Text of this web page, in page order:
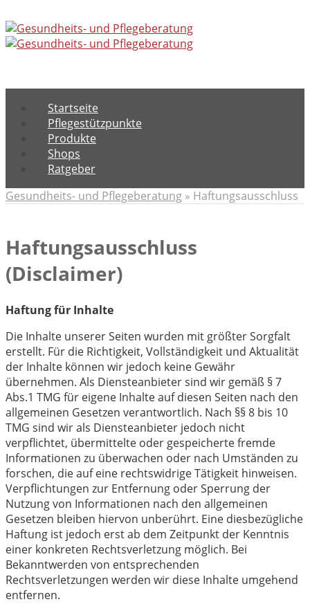
Startseite
Pflegestützpunkte
Produkte
Shops
Ratgeber
Gesundheits- und Pflegeberatung » Haftungsausschluss
Haftungsausschluss
(Disclaimer)
Haftung für Inhalte
Die Inhalte unserer Seiten wurden mit größter Sorgfalt
erstellt. Für die Richtigkeit, Vollständigkeit und Aktualität
der Inhalte können wir jedoch keine Gewähr
übernehmen. Als Diensteanbieter sind wir gemäß § 7
Abs.1 TMG für eigene Inhalte auf diesen Seiten nach den
allgemeinen Gesetzen verantwortlich. Nach §§ 8 bis 10
TMG sind wir als Diensteanbieter jedoch nicht
verpflichtet, übermittelte oder gespeicherte fremde
Informationen zu überwachen oder nach Umständen zu
forschen, die auf eine rechtswidrige Tätigkeit hinweisen.
Verpflichtungen zur Entfernung oder Sperrung der
Nutzung von Informationen nach den allgemeinen
Gesetzen bleiben hiervon unberührt. Eine diesbezügliche
Haftung ist jedoch erst ab dem Zeitpunkt der Kenntnis
einer konkreten Rechtsverletzung möglich. Bei
Bekanntwerden von entsprechenden
Rechtsverletzungen werden wir diese Inhalte umgehend
entfernen.